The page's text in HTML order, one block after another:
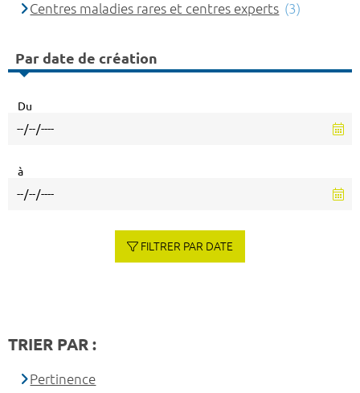
Centres maladies rares et centres experts (3)
Par date de création
Du
à
FILTRER PAR DATE
TRIER PAR :
Pertinence